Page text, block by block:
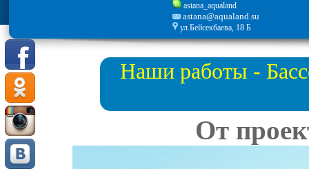
astana_aqualand
astana@aqualand.su
ул.Бейсекбаева, 18 Б
Наши работы -
От